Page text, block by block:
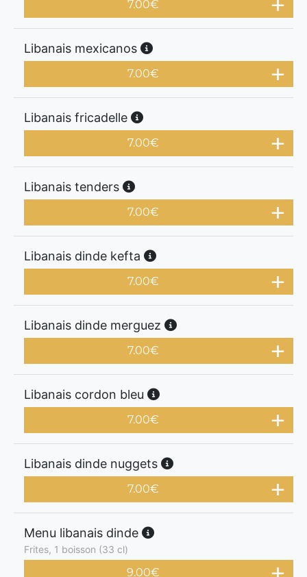
7.00€
Libanais mexicanos
7.00€
Libanais fricadelle
7.00€
Libanais tenders
7.00€
Libanais dinde kefta
7.00€
Libanais dinde merguez
7.00€
Libanais cordon bleu
7.00€
Libanais dinde nuggets
7.00€
Menu libanais dinde
Frites, 1 boisson (33 cl)
9.00€